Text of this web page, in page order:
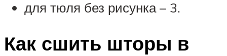
для тюля без рисунка – 3.
Как сшить шторы в